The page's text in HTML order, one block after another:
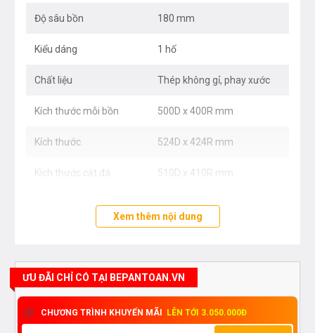
Độ sâu bồn 180 mm
Kiểu dáng 1 hố
Chất liệu Thép không gỉ, phay xước
Kích thước mỗi bồn 500D x 400R mm
Kích thước 524D x 424R mm
Kích thước cắt đá 510D x 410R mm
Xem thêm nội dung
ƯU ĐÃI CHỈ CÓ TẠI BEPANTOAN.VN
CHƯƠNG TRÌNH KHUYẾN MÃI LÊN TỚI 3.050.000Đ